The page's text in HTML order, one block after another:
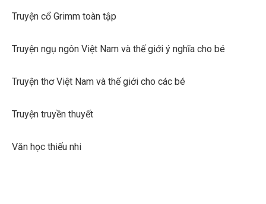
Truyện cổ Grimm toàn tập
Truyện ngụ ngôn Việt Nam và thế giới ý nghĩa cho bé
Truyện thơ Việt Nam và thế giới cho các bé
Truyện truyền thuyết
Văn học thiếu nhi